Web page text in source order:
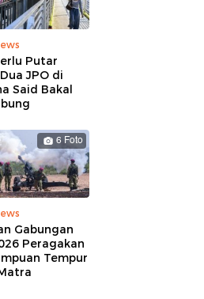
Putar
JPO di
Said Bakal
6 Foto
Gabungan
Peragakan
Tempur